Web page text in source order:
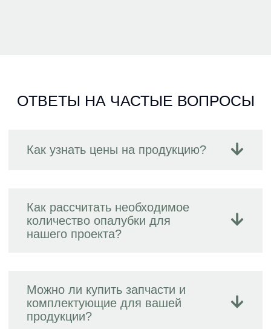
ОТВЕТЫ НА ЧАСТЫЕ ВОПРОСЫ
Как узнать цены на продукцию?
Как рассчитать необходимое
количество опалубки для
нашего проекта?
Можно ли купить запчасти и
комплектующие для вашей
продукции?